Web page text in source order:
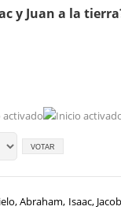
y Juan a la
Abraham, Isaac,